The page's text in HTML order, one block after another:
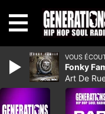
VOUS
Fonky
Art De